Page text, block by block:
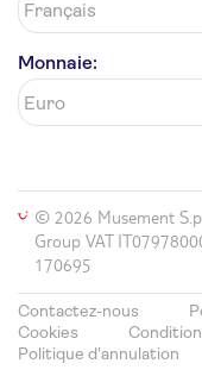
Monnaie:
© 2026 Musement
Group VAT
170695
Contactez-nous
Cookies
Politique d'annulation